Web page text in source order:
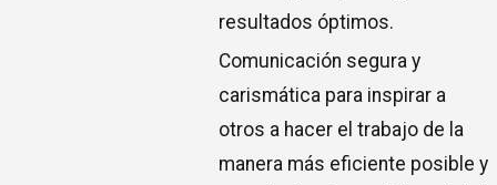
resultados óptimos.
Comunicación segura y
carismática para inspirar a
otros a hacer el trabajo de la
manera más eficiente posible y